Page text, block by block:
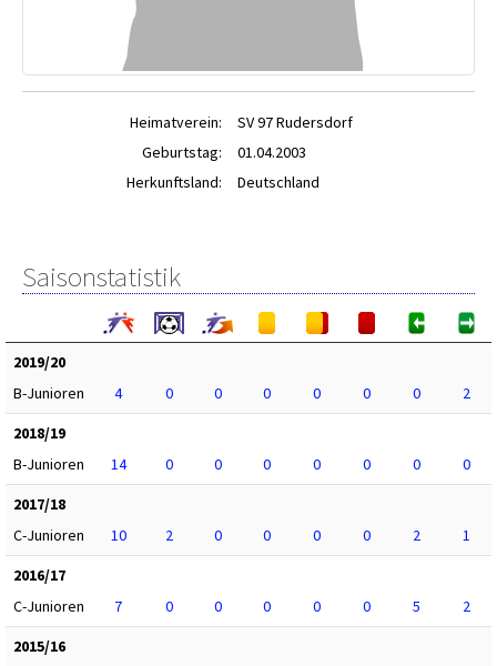
Heimatverein:
SV 97 Rudersdorf
Geburtstag:
01.04.2003
Herkunftsland:
Deutschland
Saisonstatistik
2019/20
B-Junioren
4 0 0 0 0 0 0
2
2018/19
B-Junioren
14 0 0 0 0 0 0
0
2017/18
C-Junioren
10 2 0 0 0 0 2
1
2016/17
C-Junioren
7 0 0 0 0 0 5
2
2015/16